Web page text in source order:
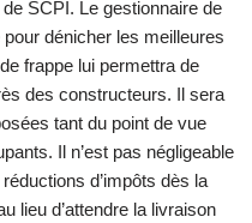
SCPI. Le gestionnaire de
dénicher les meilleures
frappe lui permettra de
des constructeurs. Il sera
tant du point de vue
Il n’est pas négligeable
d’impôts dès la
lieu d’attendre la livraison